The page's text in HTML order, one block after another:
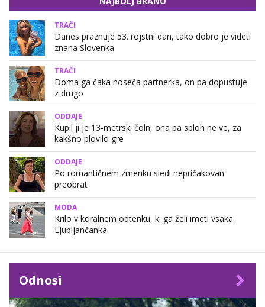
TRAČI
Danes praznuje 53. rojstni dan, tako dobro je videti
znana Slovenka
TRAČI
Doma ga čaka noseča partnerka, on pa dopustuje
z drugo
ODDAJE
Kupil ji je 13-metrski čoln, ona pa sploh ne ve, za
kakšno plovilo gre
ODDAJE
Po romantičnem zmenku sledi nepričakovan
preobrat
MODA
Krilo v koralnem odtenku, ki ga želi imeti vsaka
Ljubljančanka
Odnosi